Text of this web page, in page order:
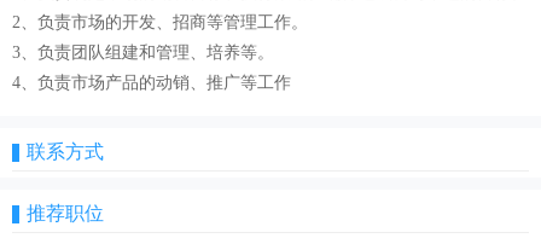
2、负责市场的开发、招商等管理工作。
3、负责团队组建和管理、培养等。
4、负责市场产品的动销、推广等工作
联系方式
推荐职位